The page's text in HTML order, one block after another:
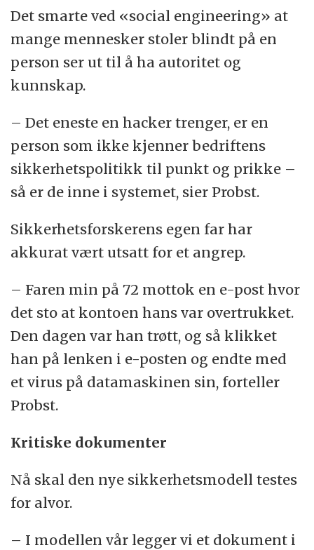
Det smarte ved «social engineering» at
mange mennesker stoler blindt på en
person ser ut til å ha autoritet og
kunnskap.
– Det eneste en hacker trenger, er en
person som ikke kjenner bedriftens
sikkerhetspolitikk til punkt og prikke –
så er de inne i systemet, sier Probst.
Sikkerhetsforskerens egen far har
akkurat vært utsatt for et angrep.
– Faren min på 72 mottok en e-post hvor
det sto at kontoen hans var overtrukket.
Den dagen var han trøtt, og så klikket
han på lenken i e-posten og endte med
et virus på datamaskinen sin, forteller
Probst.
Kritiske dokumenter
Nå skal den nye sikkerhetsmodell testes
for alvor.
– I modellen vår legger vi et dokument i